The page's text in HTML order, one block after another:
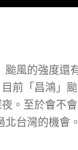
風的強度還
前「昌鴻」
。至於會不
台灣的機會。